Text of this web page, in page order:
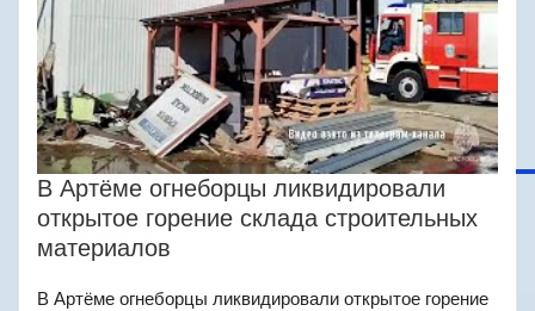
В Артёме огнеборцы ликвидировали
открытое горение склада строительных
материалов
В Артёме огнеборцы ликвидировали открытое горение